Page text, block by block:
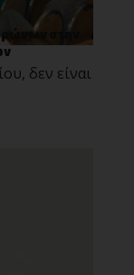
στην
δεν είναι